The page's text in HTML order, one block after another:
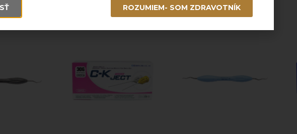
ROZUMIEM- SOM ZDRAVOTNÍK